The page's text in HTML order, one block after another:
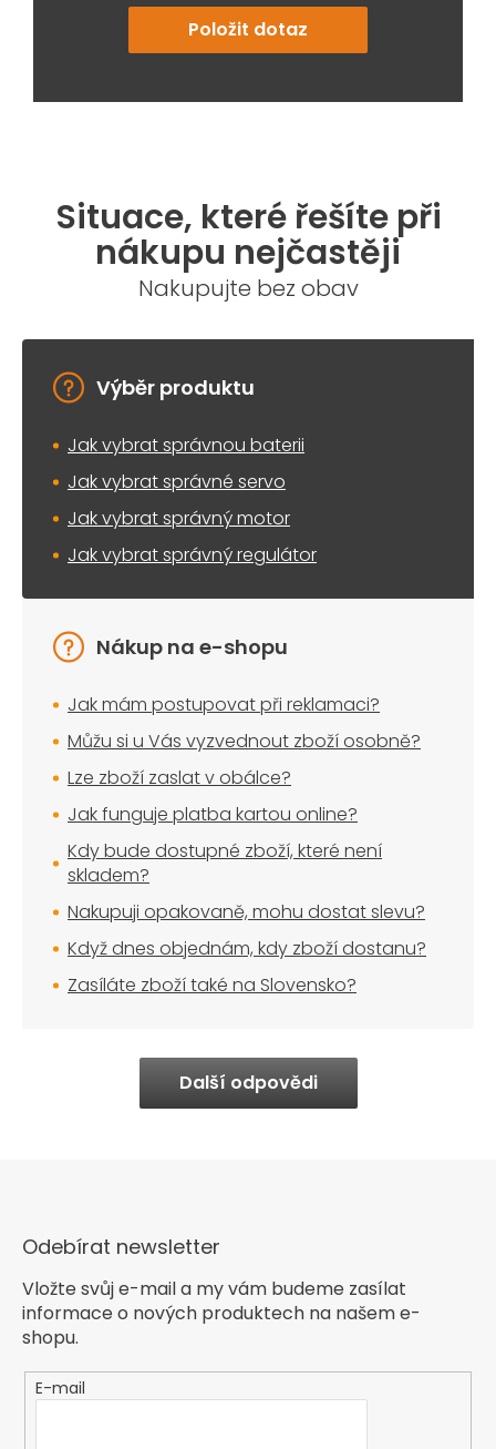
Položit dotaz
Situace, které řešíte při
nákupu nejčastěji
Nakupujte bez obav
Výběr produktu
Jak vybrat správnou baterii
Jak vybrat správné servo
Jak vybrat správný motor
Jak vybrat správný regulátor
Nákup na e-shopu
Jak mám postupovat při reklamaci?
Můžu si u Vás vyzvednout zboží osobně?
Lze zboží zaslat v obálce?
Jak funguje platba kartou online?
Kdy bude dostupné zboží, které není
skladem?
Nakupuji opakovaně, mohu dostat slevu?
Když dnes objednám, kdy zboží dostanu?
Zasíláte zboží také na Slovensko?
Další odpovědi
Odebírat newsletter
Vložte svůj e-mail a my vám budeme zasílat
informace o nových produktech na našem e-
shopu.
E-mail